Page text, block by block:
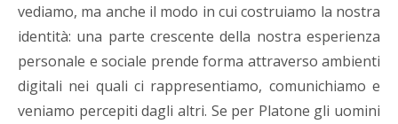
vediamo, ma anche il modo in cui costruiamo la nostra
identità: una parte crescente della nostra esperienza
personale e sociale prende forma attraverso ambienti
digitali nei quali ci rappresentiamo, comunichiamo e
veniamo percepiti dagli altri. Se per Platone gli uomini